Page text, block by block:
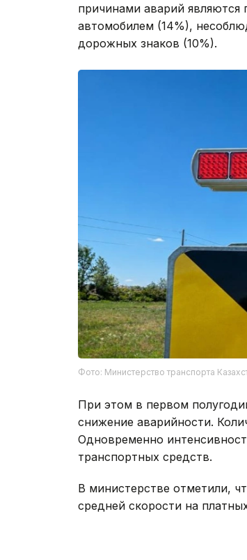
причинами аварий являются
автомобилем (14%),
дорожных знаков (10%).
Фото: Министерство транспорта
При этом в первом
снижение аварийности.
Одновременно
транспортных средств.
В министерстве отметили,
средней скорости на